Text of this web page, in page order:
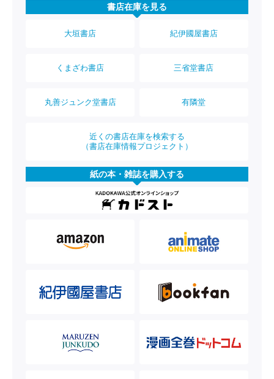
書店在庫を見る
大垣書店 紀伊國屋書店
くまざわ書店 三省堂書店
丸善ジュンク堂書店 有隣堂
近くの書店在庫を検索する
（書店在庫情報プロジェクト）
紙の本・雑誌を購入する